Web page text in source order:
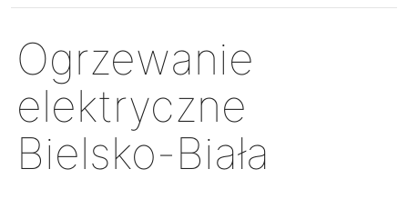
Ogrzewanie
elektryczne
Bielsko-Biała